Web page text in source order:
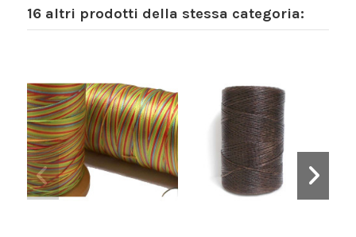
16 altri prodotti della stessa categoria: